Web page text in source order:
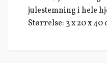
julestemning i hele
Størrelse: 3 x 20 x 40